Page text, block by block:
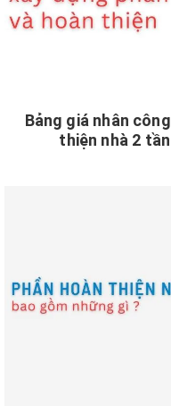
Bảng giá nhân
thiện nhà 2